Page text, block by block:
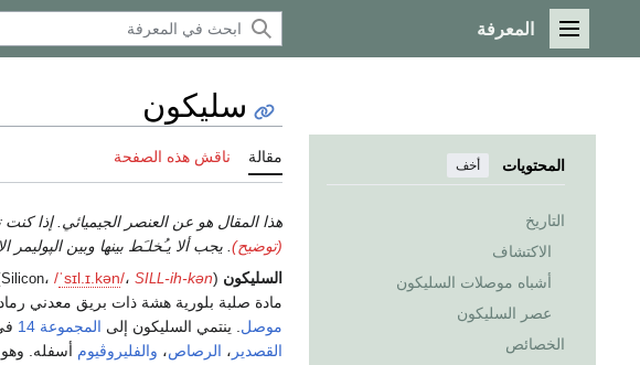
القائمة الرئيسية
المعرفة
المحتويات أخف
التاريخ
الاكتشاف
أشباه موصلات السليكون
عصر السليكون
الخصائص
سليكون
مقالة ناقش هذه الصفحة
هذا المقال هو عن العنصر الجيميائي. إذا كنت
(توضيح) يجب ألا يـُخلـَط بينها وبين
السليكون (
Silicon، /ˈsɪl ɪ kən/، SILL-ih-kən
مادة صلبة بلورية هشة ذات بريق معدني
موصل . ينتمي السليكون إلى المجموعة 14
القصدير ، الرصاص، والفليروڤيوم أسفله.